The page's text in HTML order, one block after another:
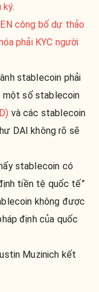
ký.
công bố dự thảo
phải KYC người
stablecoin phải
một số stablecoin
và các stablecoin
DAI không rõ sẽ
stablecoin có
tiền tệ quốc tế”
không được
định của quốc
Muzinich kết